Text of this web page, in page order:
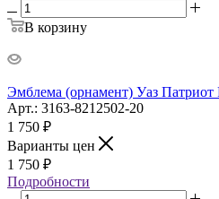
В корзину
Эмблема (орнамент) Уаз
Арт.: 3163-8212502-20
1 750 ₽
Варианты цен
1 750 ₽
Подробности